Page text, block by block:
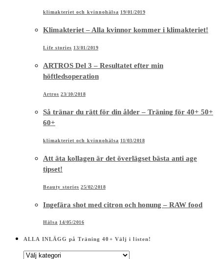
klimakteriet och kvinnohälsa 19/01/2019
Klimakteriet – Alla kvinnor kommer i klimakteriet!
Life stories 13/01/2019
ARTROS Del 3 – Resultatet efter min
höftledsoperation
Artros 23/10/2018
Så tränar du rätt för din ålder – Träning för 40+ 50+
60+
klimakteriet och kvinnohälsa 11/03/2018
Att äta kollagen är det överlägset bästa anti age
tipset!
Beauty stories 25/02/2018
Ingefära shot med citron och honung – RAW food
Hälsa 14/05/2016
ALLA INLÄGG på Träning 40+ Välj i listen!
ALLA